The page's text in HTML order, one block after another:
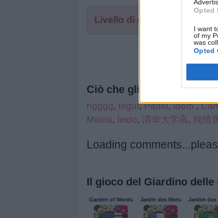
Opted
I want
of my
was
Opted
lettere
Livello di gioco non trovato.
Ciò che gli altri stanno
ngggg, tegur,Padel,idem,
Maina, leido, 清华大学高, 純情
Loading
Il gioco del Giardino
Garden of Words Jardin des Mots Jardim das